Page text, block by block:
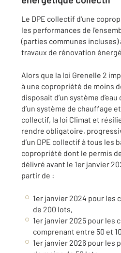
Le DPE collectif d'une
les performances de
(parties communes incluses)
travaux de rénovation
Alors que la loi Grenelle 2
à une copropriété de moins
disposait d’un système
d’un système de chauffage
collectif, la loi Climat et
rendre obligatoire,
d’un DPE collectif à tous les
copropriété dont le permis
délivré avant le 1er janvier
partir de :
1er janvier 2024 pour les
de 200 lots,
1er janvier 2025 pour les
comprenant entre 50 et
1er janvier 2026 pour les